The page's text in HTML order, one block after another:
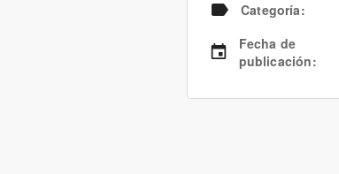
Categoría:
Fecha de
publicación: